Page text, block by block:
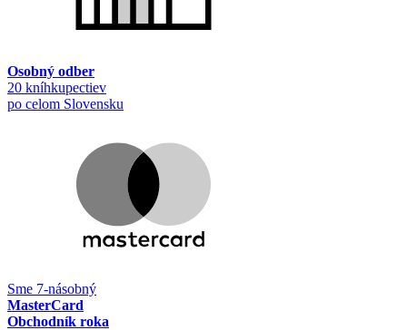
Osobný odber
20 kníhkupectiev
po celom Slovensku
Sme 7-násobný
MasterCard
Obchodník roka